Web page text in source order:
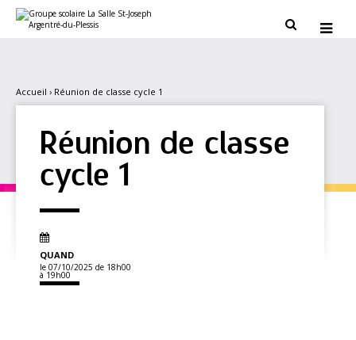
contenu.
personnels
 
Accueil › Réunion de classe cycle 1
Réunion de classe
cycle 1
QUAND
le 07/10/2025 de 18h00
à 19h00